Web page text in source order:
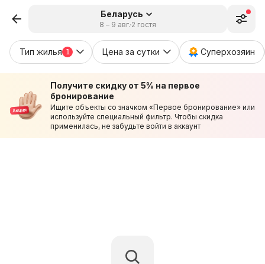
Беларусь
8 – 9 авг. 2 гостя
Тип жилья 1 Цена за сутки Суперхозяин
Получите скидку от 5% на первое
бронирование
Ищите объекты со значком «Первое бронирование» или
используйте специальный фильтр. Чтобы скидка
применилась, не забудьте войти в аккаунт